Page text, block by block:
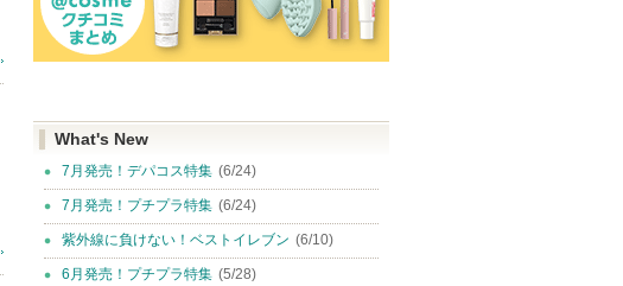
What's New
7月発売！デパコス特集 (6/24)
7月発売！プチプラ特集 (6/24)
紫外線に負けない！ベストイレブン (6/10)
6月発売！プチプラ特集 (5/28)